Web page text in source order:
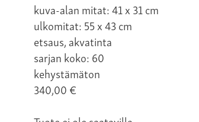
kuva-alan mitat: 41 x 31 cm
ulkomitat: 55 x 43 cm
etsaus, akvatinta
sarjan koko: 60
kehystämäton
340,00€